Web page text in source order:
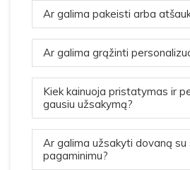
Ar galima pakeisti arba
Ar galima grąžinti
Kiek kainuoja pristatymas ir
gausiu užsakymą?
Ar galima užsakyti dovaną su
pagaminimu?